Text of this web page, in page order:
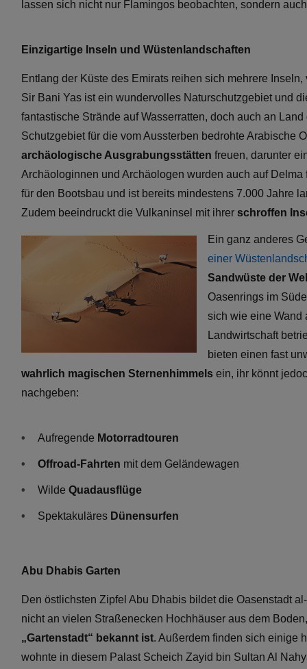
lassen sich nicht nur Flamingos beobachten, sondern
Einzigartige Inseln und Wüstenlandschaften
Entlang der Küste des Emirats reihen sich mehrere
Sir Bani Yas ist ein wundervolles Naturschutzgebiet und
fantastische Strände auf Wasserratten, doch auch an
Schutzgebiet für die vom Aussterben bedrohte Arabische
archäologische Ausgrabungsstätten freuen, darunter
Archäologinnen und Archäologen wurden auch auf
für den Bootsbau und ist bereits mindestens 7.000 Jahre
Zudem beeindruckt die Vulkaninsel mit ihrer schroffen
Ein ganz anderes
einer
Sandwüste der
Oasenrings im
sich wie eine Wand
Landwirtschaft
bieten einen fast
wahrlich magischen Sternenhimmels ein, ihr könnt
nachgeben:
Aufregende Motorradtouren
Offroad-Fahrten mit dem Geländewagen
Wilde Quadausflüge
Spektakuläres Dünensurfen
Abu Dhabis Garten
Den östlichsten Zipfel Abu Dhabis bildet die Oasenstadt
nicht an vielen Straßenecken Hochhäuser aus dem
„Gartenstadt“ bekannt ist. Außerdem finden sich einige
wohnte in diesem Palast Scheich Zayid bin Sultan Al